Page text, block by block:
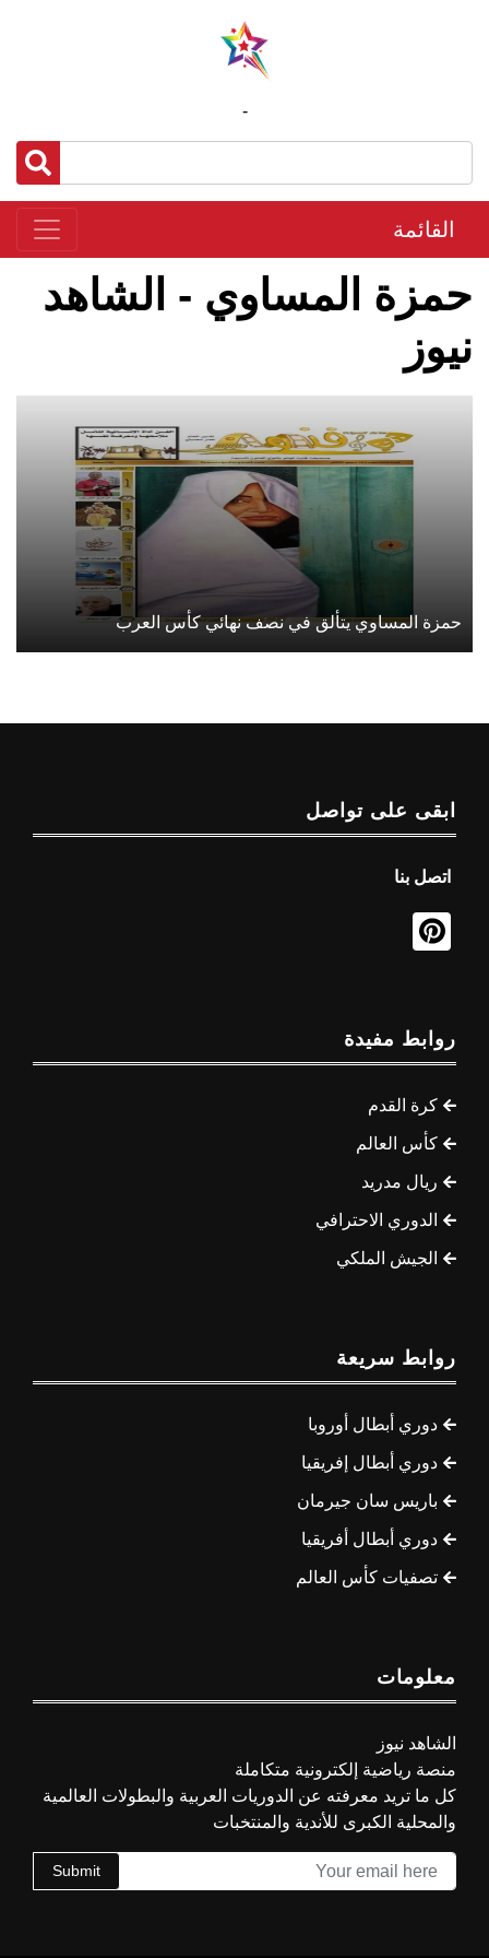
-
القائمة
حمزة المساوي - الشاهد
نيوز
حمزة المساوي يتألق في نصف نهائي كأس العرب
ابقى على تواصل
اتصل بنا
روابط مفيدة
كرة القدم
كأس العالم
ريال مدريد
الدوري الاحترافي
الجيش الملكي
روابط سريعة
دوري أبطال أوروبا
دوري أبطال إفريقيا
باريس سان جيرمان
دوري أبطال أفريقيا
تصفيات كأس العالم
معلومات
الشاهد نيوز
منصة رياضية إلكترونية متكاملة
كل ما تريد معرفته عن الدوريات العربية والبطولات العالمية
والمحلية الكبرى للأندية والمنتخبات
Submit